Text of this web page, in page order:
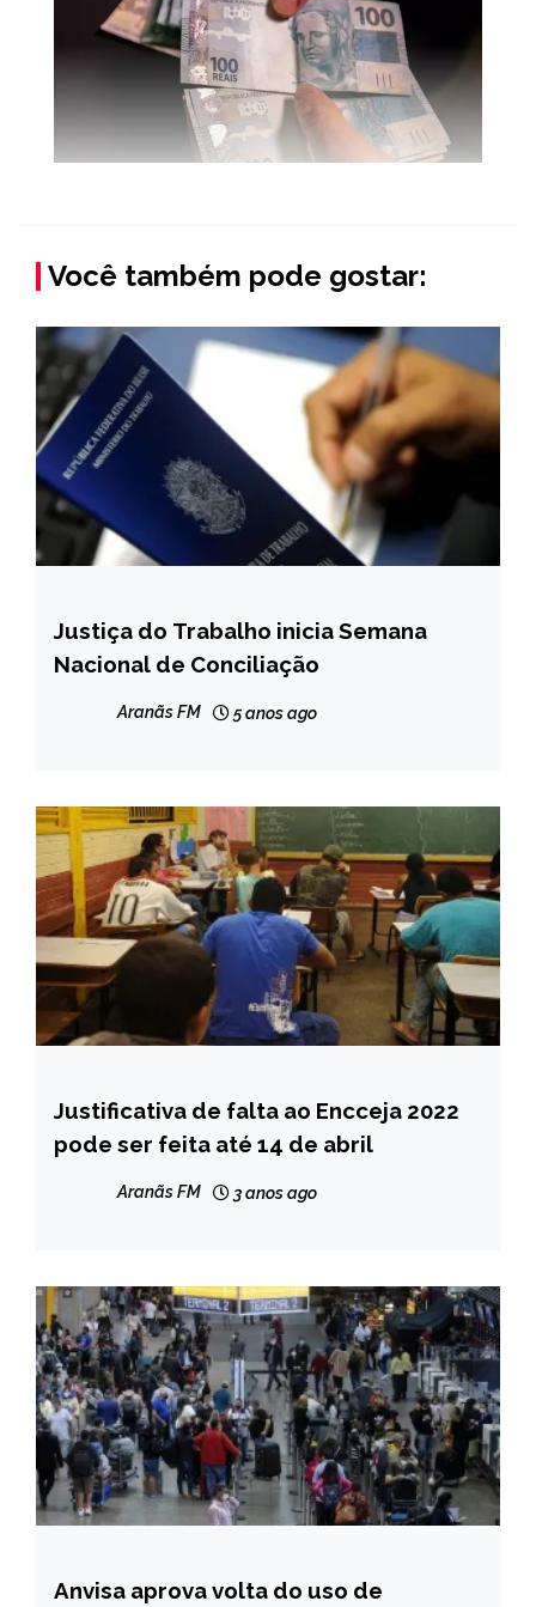
Você também pode gostar:
NOTÍCIAS
Justiça do Trabalho inicia Semana
Nacional de Conciliação
Aranãs FM 5 anos ago
BRASIL
NOTÍCIAS
Justificativa de falta ao Encceja 2022
pode ser feita até 14 de abril
Aranãs FM 3 anos ago
BRASIL
Anvisa aprova volta do uso de